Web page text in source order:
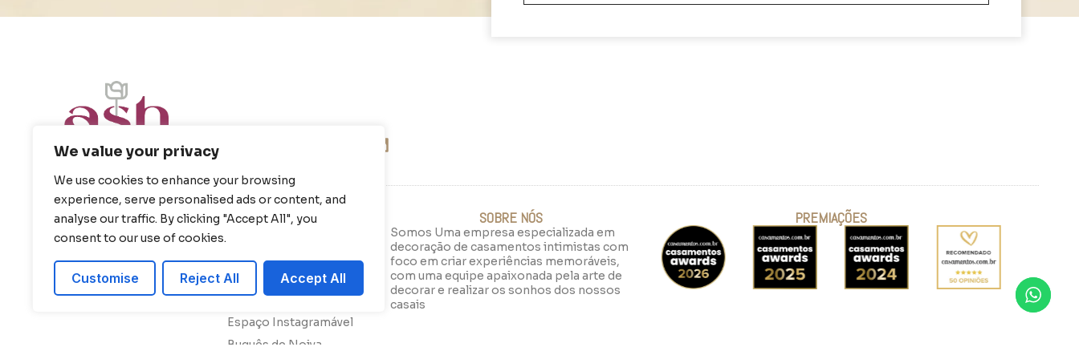
We value your privacy
We use cookies to enhance your browsing
experience, serve personalised ads or content, and
analyse our traffic. By clicking "Accept All", you
consent to our use of cookies.
Customise Reject All Accept All
LINKS
Home
Sobre
Galeria
CATÁLOGO
Decoração Cerimônia
Decoração de Mesa
Espaço Instagramável
Buquês de Noiva
SOBRE NÓS
Somos Uma empresa especializada em
decoração de casamentos intimistas com
foco em criar experiências memoráveis,
com uma equipe apaixonada pela arte de
decorar e realizar os sonhos dos nossos
casais
PREMIAÇÕES